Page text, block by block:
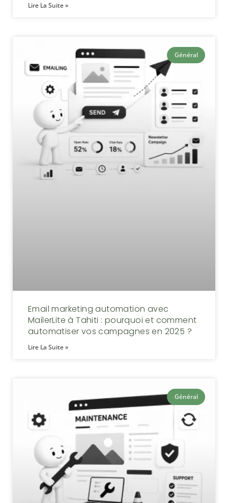
Lire La Suite »
Général
Email marketing automation avec
MailerLite à Tahiti : pourquoi et comment
automatiser vos campagnes en 2025 ?
Lire La Suite »
Général